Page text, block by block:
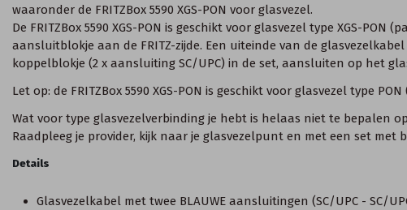
waaronder de FRITZBox 5590 XGS-PON voor glasvezel.
De FRITZBox 5590 XGS-PON is geschikt voor glasvezel type XGS-PON
aansluitblokje aan de FRITZ-zijde. Een uiteinde van de
koppelblokje (2 x aansluiting SC/UPC) in de set, aansluiten op het
Let op: de FRITZBox 5590 XGS-PON is geschikt voor glasvezel type PON
Wat voor type glasvezelverbinding je hebt is helaas niet te bepalen
Raadpleeg je provider, kijk naar je glasvezelpunt en met een set met
Details
Glasvezelkabel met twee BLAUWE aansluitingen (SC/UPC - SC/